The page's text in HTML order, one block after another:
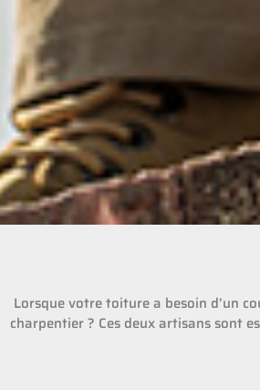
Lorsque votre toiture a besoin d’un
charpentier ? Ces deux artisans sont